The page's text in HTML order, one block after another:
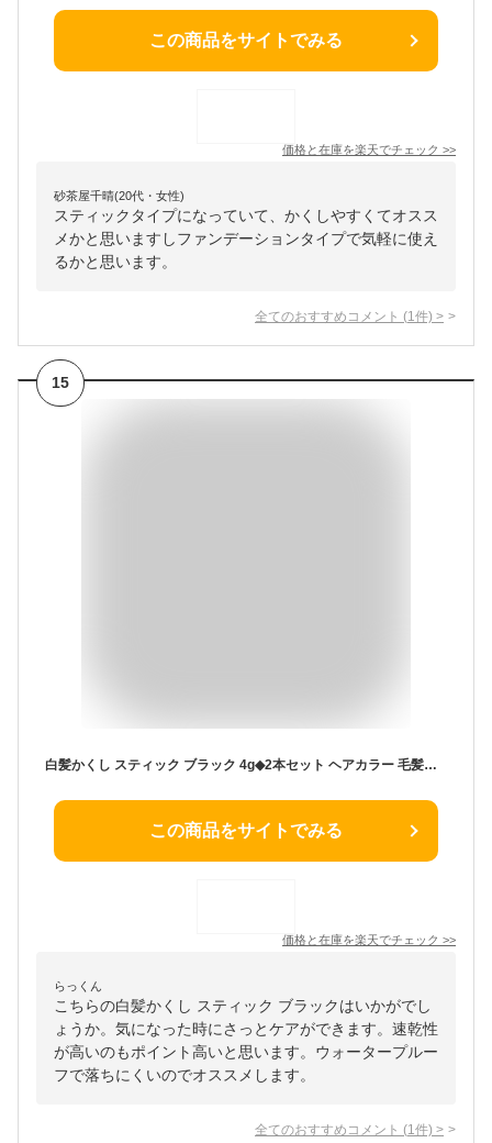
この商品をサイトでみる
価格と在庫を楽天でチェック >>
砂茶屋千晴(20代・女性)
スティックタイプになっていて、かくしやすくてオスス
メかと思いますしファンデーションタイプで気軽に使え
るかと思います。
全てのおすすめコメント (1 件) >
15
白髪かくし スティック ブラック 4g◆2本セット ヘアカラー 毛髪着色料 TKMI-011BK【メール便送料無料】TO-PLAN トプラン ウォータープルーフ 速乾性 白髪ぼかし スティックパフ ファンデーション 白髪隠し 白髪 部分 部分染め ポンポン 黒 生え際 東京企画
この商品をサイトでみる
価格と在庫を楽天でチェック >>
らっくん
こちらの白髪かくし スティック ブラックはいかがでし
ょうか。気になった時にさっとケアができます。速乾性
が高いのもポイント高いと思います。ウォータープルー
フで落ちにくいのでオススメします。
全てのおすすめコメント (1 件) >